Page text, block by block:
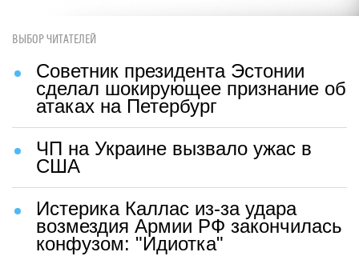
ВЫБОР ЧИТАТЕЛЕЙ
Советник президента Эстонии
сделал шокирующее признание об
атаках на Петербург
ЧП на Украине вызвало ужас в
США
Истерика Каллас из-за удара
возмездия Армии РФ закончилась
конфузом: "Идиотка"